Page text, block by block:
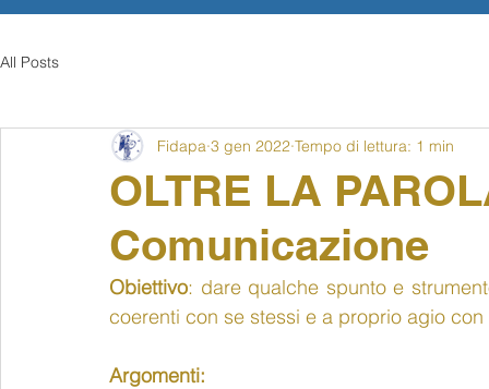
All Posts
OLTRE LA
Comunicazione
Fidapa 3 gen 2022 Tempo di lettura: 1 min
Obiettivo: dare qualche spunto e
coerenti con se stessi e a proprio agio
Argomenti: